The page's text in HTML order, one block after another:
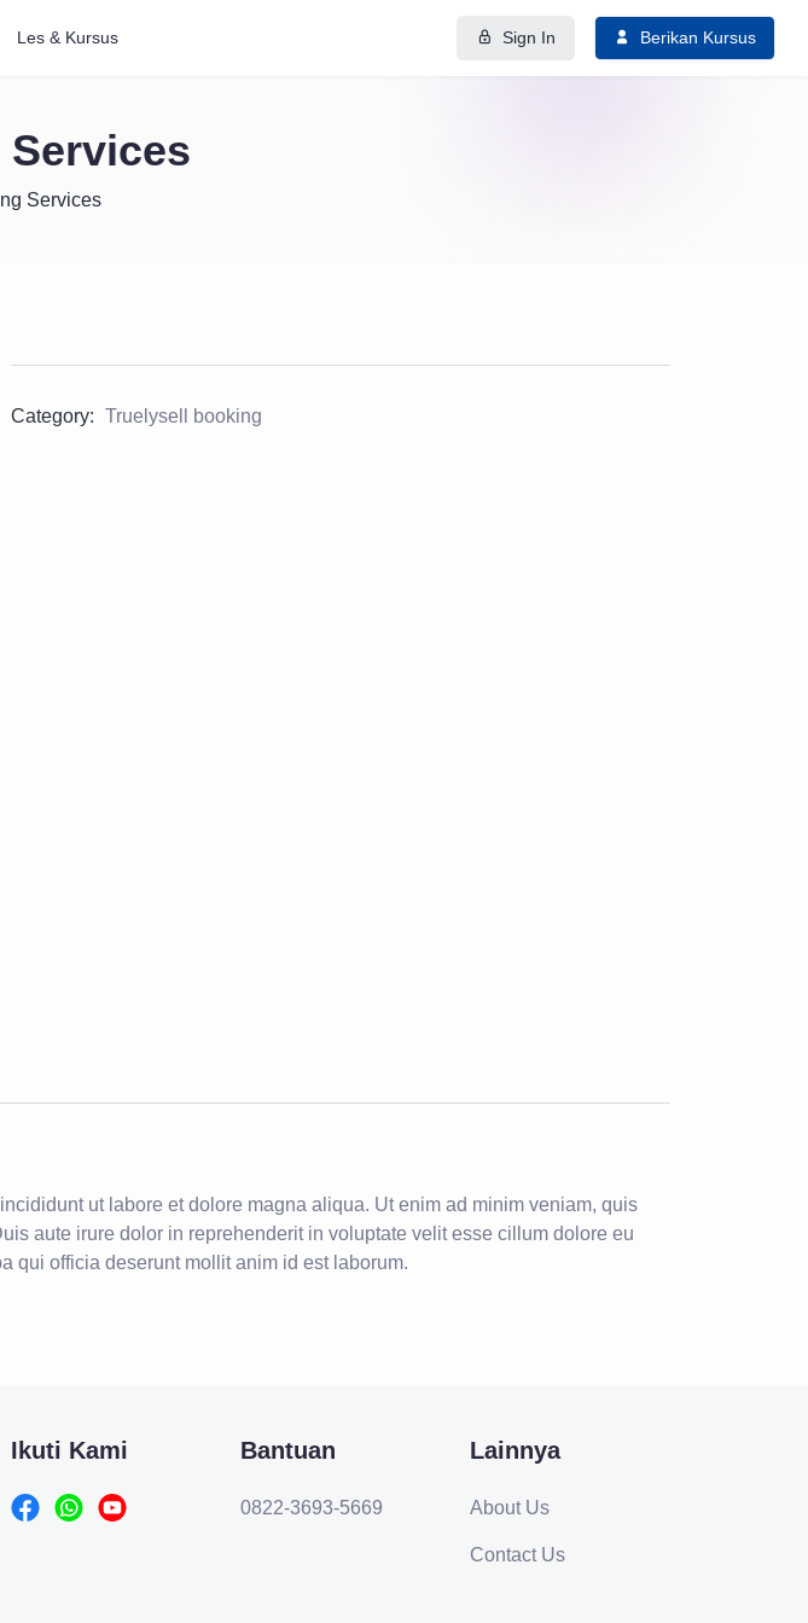
Les & Kursus Sign In Berikan Kursus
Services
Category: Truelysell booking
ut labore et dolore magna aliqua. Ut enim ad minim veniam, quis
aute irure dolor in reprehenderit in voluptate velit esse cillum dolore eu
qui officia deserunt mollit anim id est laborum.
Ikuti Kami Bantuan
0822-3693-5669
Lainnya
About Us
Contact Us